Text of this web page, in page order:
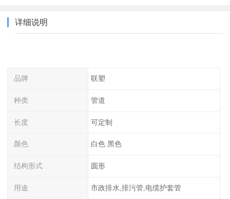
详细说明
品牌 联塑
种类 管道
长度 可定制
颜色 白色 黑色
结构形式 圆形
用途 市政排水,排污管,电缆护套管